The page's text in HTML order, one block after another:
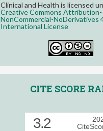
Clinical and Health is licensed
Creative Commons Attribution-
NonCommercial-NoDerivatives
International License
CITE SCORE
3.2